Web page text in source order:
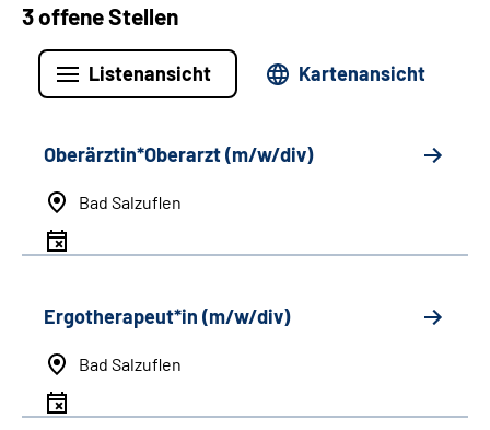
3 offene Stellen
Listenansicht Kartenansicht
Oberärztin*Oberarzt (m/w/div)
Bad Salzuflen
Ergotherapeut*in (m/w/div)
Bad Salzuflen